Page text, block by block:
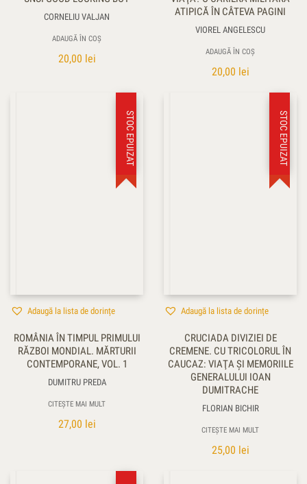
CORNELIU VALJAN
ADAUGĂ ÎN COȘ
20,00 lei
ATIPICĂ ÎN CÂTEVA PAGINI
VIOREL ANGELESCU
ADAUGĂ ÎN COȘ
20,00 lei
STOC EPUIZAT
Adaugă la lista de dorințe
ROMÂNIA ÎN TIMPUL PRIMULUI
RĂZBOI MONDIAL. MĂRTURII
CONTEMPORANE, VOL. 1
DUMITRU PREDA
CITEȘTE MAI MULT
27,00 lei
STOC EPUIZAT
Adaugă la lista de dorințe
CRUCIADA DIVIZIEI DE
CREMENE. CU TRICOLORUL ÎN
CAUCAZ: VIAŢA ŞI MEMORIILE
GENERALULUI IOAN
DUMITRACHE
FLORIAN BICHIR
CITEȘTE MAI MULT
25,00 lei